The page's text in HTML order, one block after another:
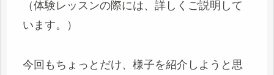
（体験レッスンの際には、詳しくご説明して
います。）
今回もちょっとだけ、様子を紹介しようと思